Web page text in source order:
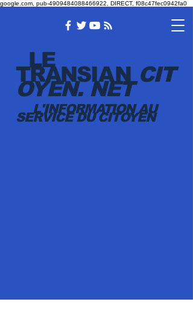
google.com, pub-4909484088466922, DIRECT, f08c47fec0942fa0
LE
TRANSIAN CIT
OYEN.NET
L'INFORMATION AU
SERVICE DU CITOYEN